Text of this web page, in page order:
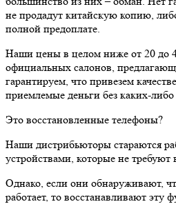
не продадут китайскую копию,
полной предоплате.
Наши цены в целом ниже от 20 до
официальных салонов,
гарантируем, что привезем
приемлемые деньги без каких-либо
Это восстановленные телефоны?
Наши дистрибьюторы стараются
устройствами, которые не требуют
Однако, если они обнаруживают,
работает, то восстанавливают эту